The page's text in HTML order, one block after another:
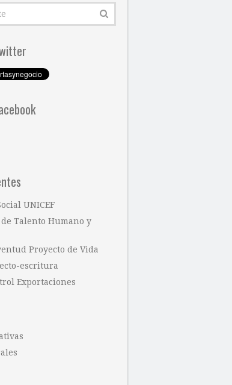
UNICEF
Talento Humano y
Proyecto de Vida
escritura
Exportaciones